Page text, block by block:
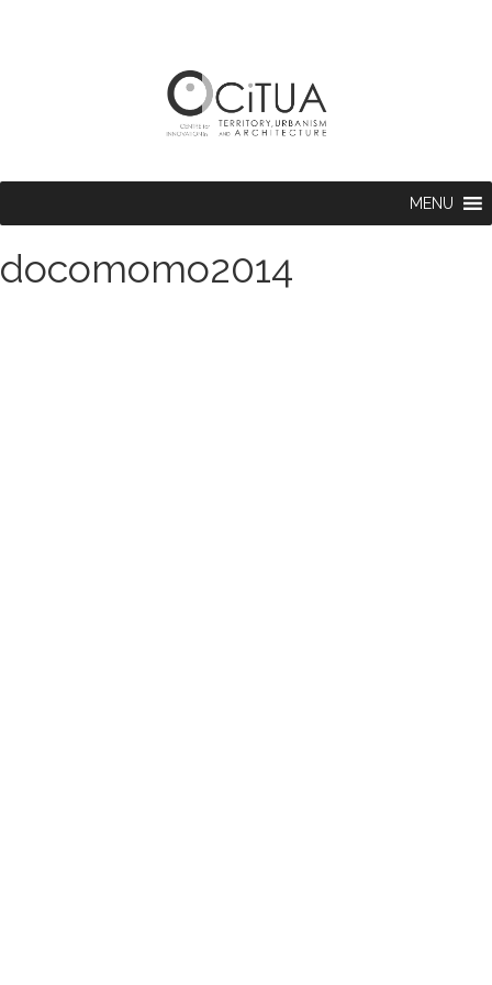
MENU
docomomo2014